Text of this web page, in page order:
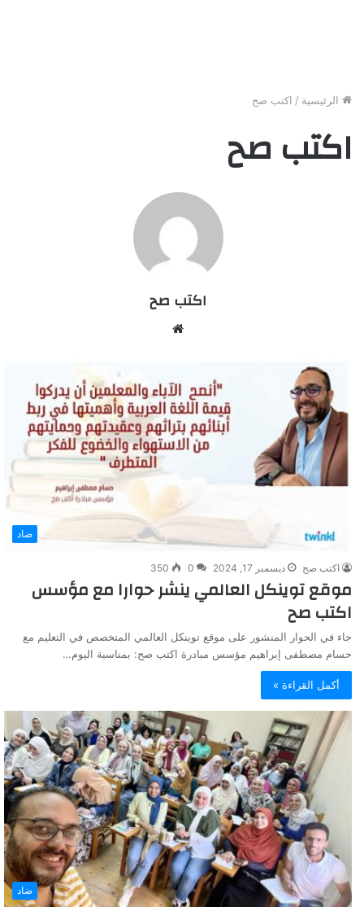
الرئيسية / اكتب صح
اكتب صح
اكتب صح
ع
ا
ل
و
ب
ضاد
اكتب صح ديسمبر 17, 2024 0
350
موقع توينكل العالمي ينشر حوارا مع مؤسس
اكتب صح
جاء في الحوار المنشور على موقع توينكل العالمي المتخصص في التعليم مع
حسام مصطفى إبراهيم مؤسس مبادرة اكتب صح: بمناسبة اليوم…
أكمل القراءة »
ضاد